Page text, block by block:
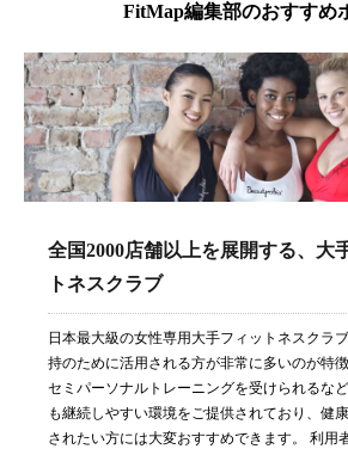
FitMap編集部のおすすめ
全国2000店舗以上を展開する、大
トネスクラブ
日本最大級の女性専用大手フィットネスクラ
持のために活用される方が非常に多いのが特
セミパーソナルトレーニングを受けられるな
も継続しやすい環境をご提供されており、健
されたい方には大変おすすめできます。 利用